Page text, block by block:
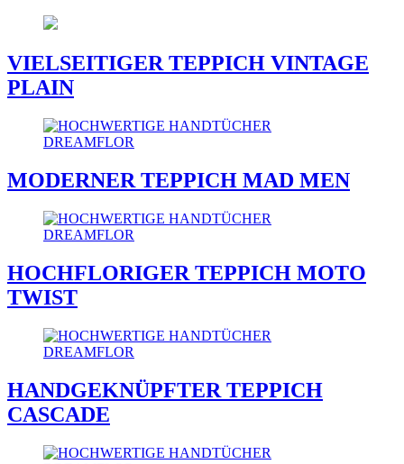
VIELSEITIGER TEPPICH VINTAGE
PLAIN
MODERNER TEPPICH MAD MEN
HOCHFLORIGER TEPPICH MOTO
TWIST
HANDGEKNÜPFTER TEPPICH
CASCADE